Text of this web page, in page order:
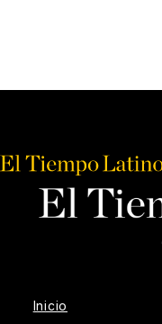
Inicio